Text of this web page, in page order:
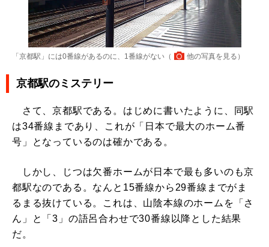
「京都駅」には0番線があるのに、1番線がない（ 他の写真を見る ）
京都駅のミステリー
さて、京都駅である。はじめに書いたように、同駅
は34番線まであり、これが「日本で最大のホーム番
号」となっているのは確かである。
しかし、じつは欠番ホームが日本で最も多いのも京
都駅なのである。なんと15番線から29番線までがま
るまる抜けている。これは、山陰本線のホームを「さ
ん」と「3」の語呂合わせで30番線以降とした結果
だ。